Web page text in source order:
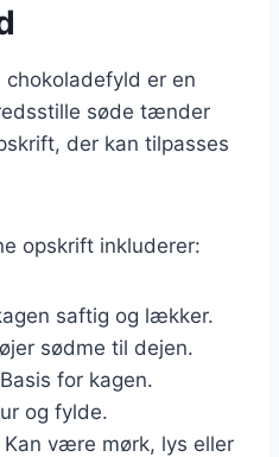
er en
søde tænder
der kan tilpasses
opskrift inkluderer:
saftig og lækker.
sødme til dejen.
for kagen.
og fylde.
Kan være mørk, lys eller